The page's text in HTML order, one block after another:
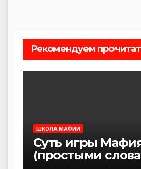
Рекомендуем
ШКОЛА МАФИИ
Суть игры
(простыми